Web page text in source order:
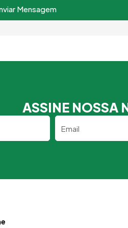
Mensagem
ASSINE NOSSA